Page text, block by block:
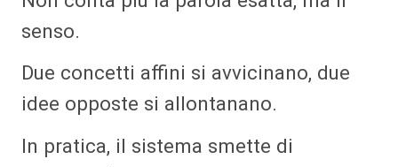
senso.
Due concetti affini si avvicinano, due
idee opposte si allontanano.
In pratica, il sistema smette di